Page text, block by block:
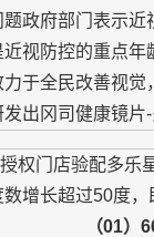
政府部门表示
视防控的重点年
于全民改善视
出冈司健康镜片
权门店验配多乐
增长超过50度，
（01）